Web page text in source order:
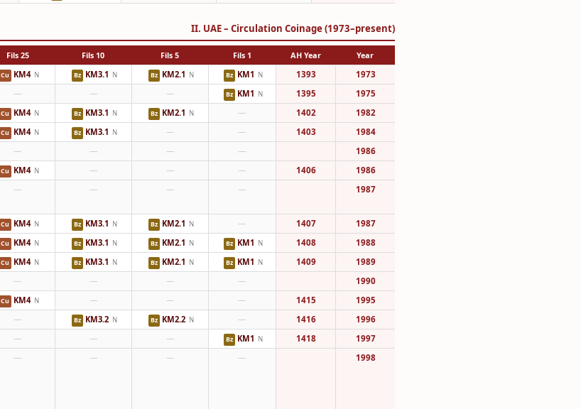
II. UAE – Circulation Coinage (1973–present)
Year
AH Year
1 Fils
5 Fils
10 Fils
25 Fils
1973
1393
KM1 N
Bz
KM2.1 N
Bz
KM3.1 N
Bz
KM4 N
Cu
1975
1395
KM1 N
Bz
—
—
—
1982
1402
—
KM2.1 N
Bz
KM3.1 N
Bz
KM4 N
Cu
1984
1403
—
—
KM3.1 N
Bz
KM4 N
Cu
1986
—
—
—
—
1986
1406
—
—
—
KM4 N
Cu
1987
—
—
—
—
1987
1407
—
KM2.1 N
Bz
KM3.1 N
Bz
KM4 N
Cu
1988
1408
KM1 N
Bz
KM2.1 N
Bz
KM3.1 N
Bz
KM4 N
Cu
1989
1409
KM1 N
Bz
KM2.1 N
Bz
KM3.1 N
Bz
KM4 N
Cu
1990
—
—
—
—
1995
1415
—
—
—
KM4 N
Cu
1996
1416
—
KM2.2 N
Bz
KM3.2 N
Bz
—
1997
1418
KM1 N
Bz
—
—
—
1998
—
—
—
—